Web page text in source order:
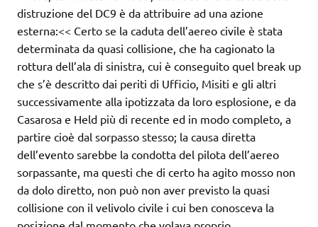
distruzione del DC9 è da attribuire ad una azione
esterna:<< Certo se la caduta dell’aereo civile è stata
determinata da quasi collisione, che ha cagionato la
rottura dell’ala di sinistra, cui è conseguito quel break up
che s’è descritto dai periti di Ufficio, Misiti e gli altri
successivamente alla ipotizzata da loro esplosione, e da
Casarosa e Held più di recente ed in modo completo, a
partire cioè dal sorpasso stesso; la causa diretta
dell’evento sarebbe la condotta del pilota dell’aereo
sorpassante, ma questi che di certo ha agito mosso non
da dolo diretto, non può non aver previsto la quasi
collisione con il velivolo civile i cui ben conosceva la